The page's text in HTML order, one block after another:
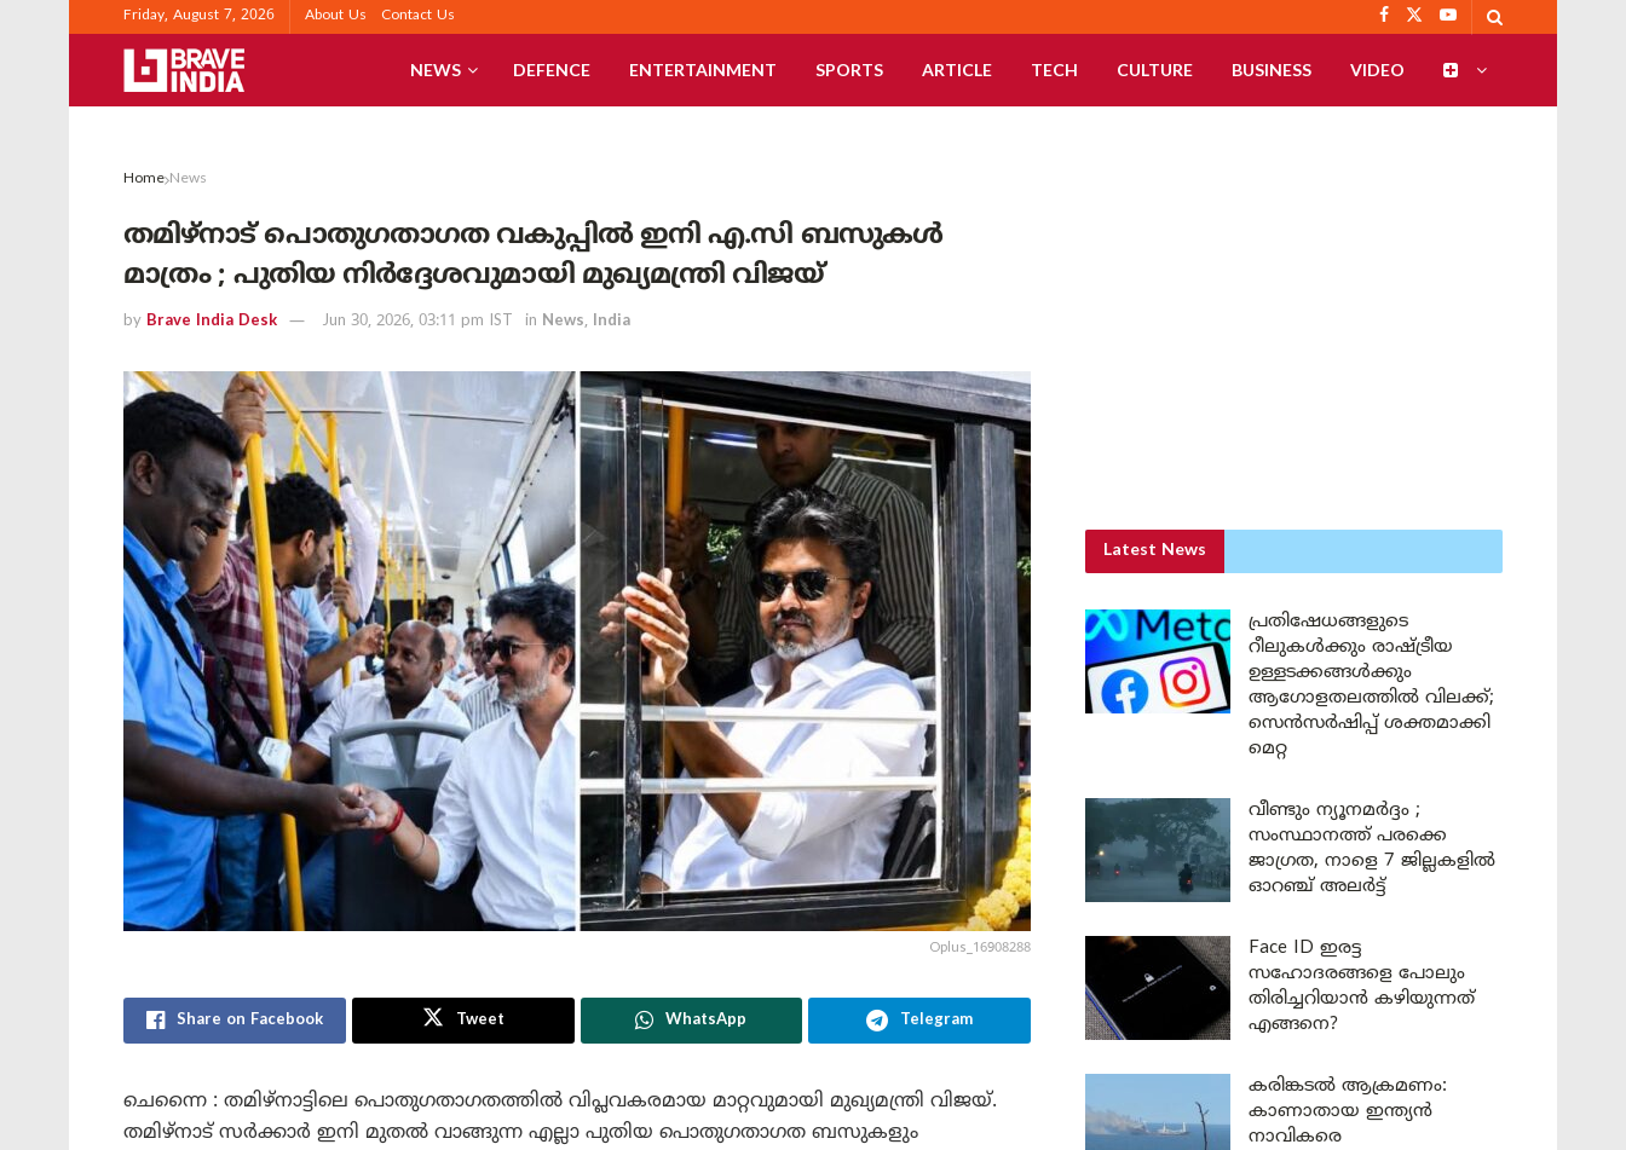
Friday, August 7, 2026 About Us Contact Us
NEWS DEFENCE ENTERTAINMENT SPORTS ARTICLE TECH CULTURE BUSINESS VIDEO
Home News
തമിഴ്നാട് പൊതുഗതാഗത വകുപ്പിൽ ഇനി എ.സി ബസുകൾ
മാത്രം ; പുതിയ നിർദ്ദേശവുമായി മുഖ്യമന്ത്രി വിജയ്
by Brave India Desk Jun 30, 2026, 03:11 pm IST in News, India
Oplus_16908288
Share on Facebook Tweet WhatsApp Telegram
ചെന്നൈ : തമിഴ്നാട്ടിലെ പൊതുഗതാഗതത്തിൽ വിപ്ലവകരമായ മാറ്റവുമായി മുഖ്യമന്ത്രി വിജയ്.
തമിഴ്‌നാട് സർക്കാർ ഇനി മുതൽ വാങ്ങുന്ന എല്ലാ പുതിയ പൊതുഗതാഗത ബസുകളും
Latest News
പ്രതിഷേധങ്ങളുടെ
റീലുകൾക്കും രാഷ്ട്രീയ
ഉള്ളടക്കങ്ങൾക്കും
ആഗോളതലത്തിൽ വിലക്ക്;
സെൻസർഷിപ്പ് ശക്തമാക്കി
മെറ്റ
വീണ്ടും ന്യൂനമർദ്ദം ;
സംസ്ഥാനത്ത് പരക്കെ
ജാഗ്രത, നാളെ 7 ജില്ലകളിൽ
ഓറഞ്ച് അലർട്ട്
Face ID ഇരട്ട
സഹോദരങ്ങളെ പോലും
തിരിച്ചറിയാൻ കഴിയുന്നത്
എങ്ങനെ?
കരിങ്കടൽ ആക്രമണം:
കാണാതായ ഇന്ത്യൻ
നാവികരെ